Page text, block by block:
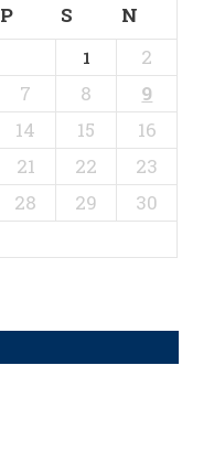
P S N
1
2
7 8
9
14 15
16
21 22
23
28 29
30